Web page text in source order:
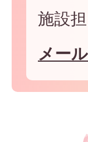
施設
メー